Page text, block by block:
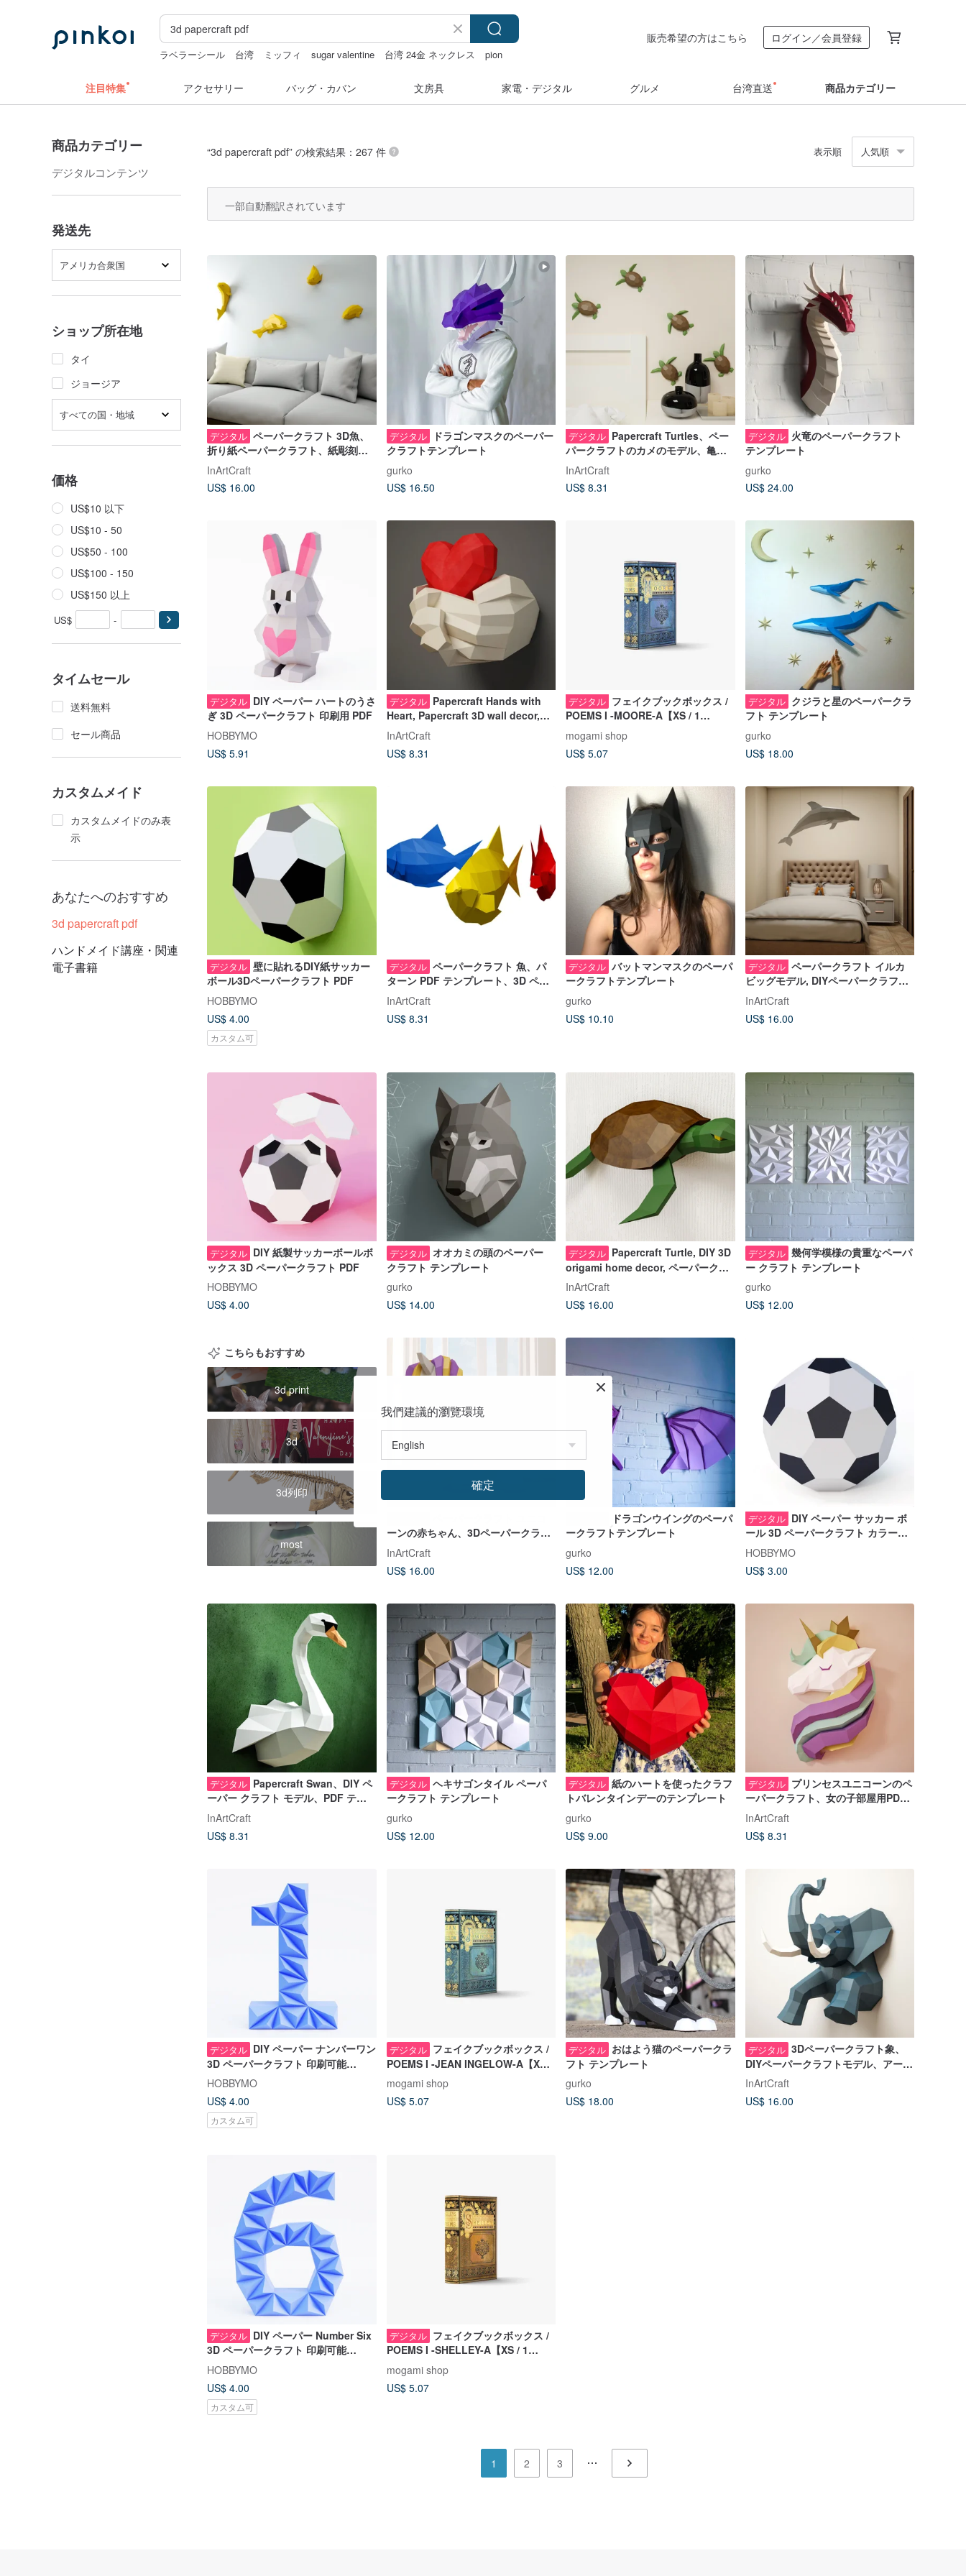
ラベラーシール 台湾 ミッフィ sugar valentine 台湾 24金 ネックレス
pion
販売希望の方はこちら ログイン／会員登録
注目特集 アクセサリー バッグ・カバン 文房具 家電・デジタル グルメ 台湾直送 商品カテゴリー
商品カテゴリー
デジタルコンテンツ
発送先
アメリカ合衆国
ショップ所在地
タイ
ジョージア
すべての国・地域
価格
US$10 以下
US$10 - 50
US$50 - 100
US$100 - 150
US$150 以上
US$ -
タイムセール
送料無料
セール商品
カスタムメイド
カスタムメイドのみ表
示
あなたへのおすすめ
3d papercraft pdf
ハンドメイド講座・関連
電子書籍
“3d papercraft pdf” の検索結果：267 件 表示順 人気順
一部自動翻訳されています
デジタル ペーパークラフト 3D魚、
折り紙ペーパークラフト、紙彫刻
3D、デジタルテンプレート
InArtCraft
US$ 16.00
デジタル
ドラゴンマスクのペーパー
クラフトテンプレート
gurko
US$ 16.50
デジタル Papercraft Turtles、ペー
パークラフトのカメのモデル、亀
PDF DIGITAL TEMPLATE
InArtCraft
US$ 8.31
デジタル 火竜のペーパークラフト
テンプレート
gurko
US$ 24.00
デジタル DIY ペーパー ハートのうさ
ぎ 3D ペーパークラフト 印刷用 PDF
HOBBYMO
US$ 5.91
デジタル Papercraft Hands with
Heart, Papercraft 3D wall decor,
DIY, DIGITAL TEMPLATE
InArtCraft
US$ 8.31
デジタル フェイクブックボックス /
POEMS I -MOORE-A【XS / 1
book】 | 3D ペーパークラフト, PDF
テンプレート
mogami shop
US$ 5.07
デジタル クジラと星のペーパークラ
フト テンプレート
gurko
US$ 18.00
デジタル 壁に貼れるDIY紙サッカー
ボール3Dペーパークラフト PDF
HOBBYMO
US$ 4.00
カスタム可
デジタル ペーパークラフト 魚、パ
ターン PDF テンプレート、3D ペー
パー クラフト、デジタル テンプレー
ト
InArtCraft
US$ 8.31
デジタル バットマンマスクのペーパ
ークラフトテンプレート
gurko
US$ 10.10
デジタル ペーパークラフト イルカ
ビッグモデル, DIYペーパークラフト,
ペーパーモデル, DIGITAL
TEMPLATE
InArtCraft
US$ 16.00
デジタル DIY 紙製サッカーボールボ
ックス 3D ペーパークラフト PDF
HOBBYMO
US$ 4.00
デジタル オオカミの頭のペーパー
クラフト テンプレート
gurko
US$ 14.00
デジタル Papercraft Turtle, DIY 3D
origami home decor, ペーパークラ
フト, デジタルテンプレート
InArtCraft
US$ 16.00
デジタル 幾何学模様の貴重なペーパ
ー クラフト テンプレート
gurko
US$ 12.00
こちらもおすすめ
3d print
3d
3d列印
most
ーンの赤ちゃん、3Dペーパークラフ
トのフロアモデル、可愛い DIGITAL
TEMPLATE
InArtCraft
US$ 16.00
ドラゴンウイングのペーパ
ークラフトテンプレート
gurko
US$ 12.00
デジタル DIY ペーパー サッカー ボ
ール 3D ペーパークラフト カラー印
刷用の印刷可能な PDF テンプレート
HOBBYMO
US$ 3.00
デジタル Papercraft Swan、DIY ペ
ーパー クラフト モデル、PDF テン
プレート キット、DIGITAL
TEMPLATE
InArtCraft
US$ 8.31
デジタル ヘキサゴンタイル ペーパ
ークラフト テンプレート
gurko
US$ 12.00
デジタル 紙のハートを使ったクラフ
トバレンタインデーのテンプレート
gurko
US$ 9.00
デジタル プリンセスユニコーンのペ
ーパークラフト、女の子部屋用PDF
テンプレート、DIGITAL TEMPLATE
InArtCraft
US$ 8.31
デジタル DIY ペーパー ナンバーワン
3D ペーパークラフト 印刷可能
PDF、高さ 50 cm
HOBBYMO
US$ 4.00
カスタム可
デジタル フェイクブックボックス /
POEMS I -JEAN INGELOW-A【XS /
1 book】 | 3D ペーパークラフト,
PDF テンプレート
mogami shop
US$ 5.07
デジタル おはよう猫のペーパークラ
フト テンプレート
gurko
US$ 18.00
デジタル 3Dペーパークラフト象、
DIYペーパークラフトモデル、アート
プロジェクト、デジタルテンプレー
ト
InArtCraft
US$ 16.00
デジタル DIY ペーパー Number Six
3D ペーパークラフト 印刷可能
PDF、高さ 50 cm
HOBBYMO
US$ 4.00
カスタム可
デジタル フェイクブックボックス /
POEMS I -SHELLEY-A【XS / 1
book】 | 3D ペーパークラフト, PDF
テンプレート
mogami shop
US$ 5.07
1 2 3
我們建議的瀏覽環境
確定